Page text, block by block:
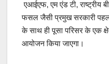
एआईएफ, एम एंड टी, राष्ट्रीय
फसल जैसी प्रमुख सरकारी
के साथ ही पूसा परिसर के एक
आयोजन किया जाएगा।